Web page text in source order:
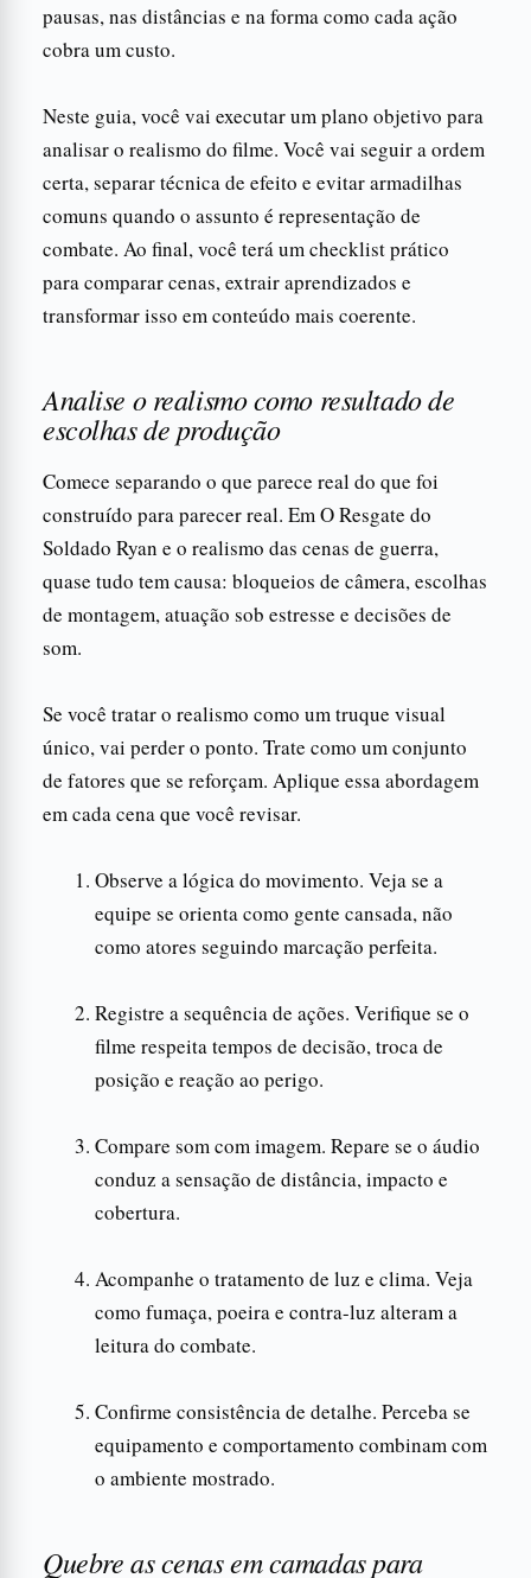
pausas, nas distâncias e na forma como cada ação
cobra um custo.
Neste guia, você vai executar um plano objetivo para
analisar o realismo do filme. Você vai seguir a ordem
certa, separar técnica de efeito e evitar armadilhas
comuns quando o assunto é representação de
combate. Ao final, você terá um checklist prático
para comparar cenas, extrair aprendizados e
transformar isso em conteúdo mais coerente.
Analise o realismo como resultado de
escolhas de produção
Comece separando o que parece real do que foi
construído para parecer real. Em O Resgate do
Soldado Ryan e o realismo das cenas de guerra,
quase tudo tem causa: bloqueios de câmera, escolhas
de montagem, atuação sob estresse e decisões de
som.
Se você tratar o realismo como um truque visual
único, vai perder o ponto. Trate como um conjunto
de fatores que se reforçam. Aplique essa abordagem
em cada cena que você revisar.
Observe a lógica do movimento. Veja se a
equipe se orienta como gente cansada, não
como atores seguindo marcação perfeita.
Registre a sequência de ações. Verifique se o
filme respeita tempos de decisão, troca de
posição e reação ao perigo.
Compare som com imagem. Repare se o áudio
conduz a sensação de distância, impacto e
cobertura.
Acompanhe o tratamento de luz e clima. Veja
como fumaça, poeira e contra-luz alteram a
leitura do combate.
Confirme consistência de detalhe. Perceba se
equipamento e comportamento combinam com
o ambiente mostrado.
Quebre as cenas em camadas para